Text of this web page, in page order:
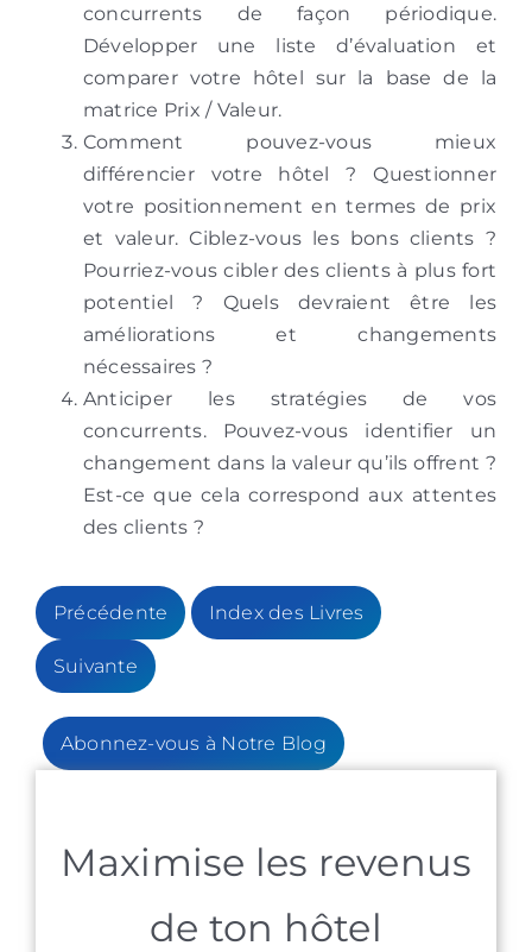
concurrents de façon périodique.
Développer une liste d’évaluation et
comparer votre hôtel sur la base de la
matrice Prix / Valeur.
Comment pouvez-vous mieux
différencier votre hôtel ? Questionner
votre positionnement en termes de prix
et valeur. Ciblez-vous les bons clients ?
Pourriez-vous cibler des clients à plus fort
potentiel ? Quels devraient être les
améliorations et changements
nécessaires ?
Anticiper les stratégies de vos
concurrents. Pouvez-vous identifier un
changement dans la valeur qu’ils offrent ?
Est-ce que cela correspond aux attentes
des clients ?
Précédente Index des Livres
Suivante
Abonnez-vous à Notre Blog
Maximise les revenus
de ton hôtel